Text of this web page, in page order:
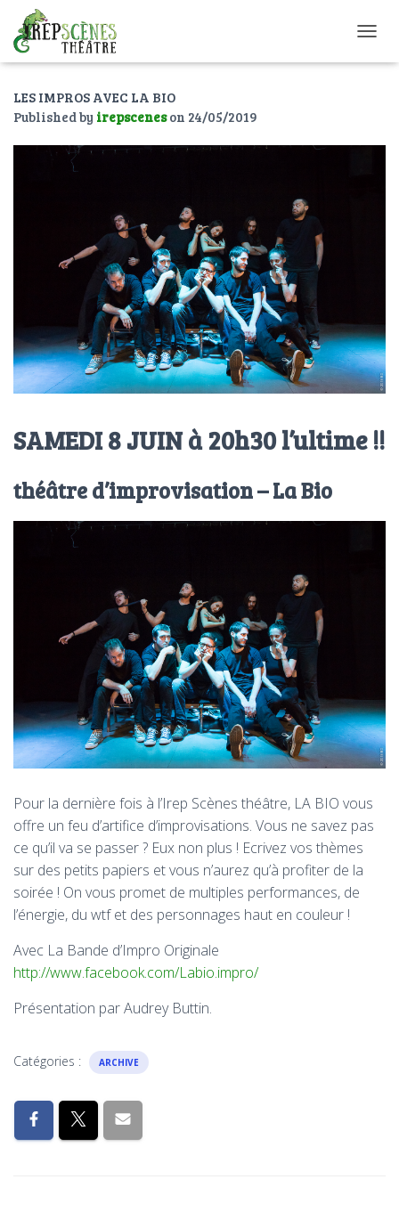
U
/
V
I
G
A
O
N
LES IMPROS AVEC LA BIO
Published by irepsceneson 24/05/2019
SAMEDI 8 JUIN à 20h30 l’ultime !!
théâtre d’improvisation – La Bio
Pour la dernière fois à l’Irep Scènes théâtre, LA BIO vous
offre un feu d’artifice d’improvisations. Vous ne savez pas
ce qu’il va se passer ? Eux non plus ! Ecrivez vos thèmes
sur des petits papiers et vous n’aurez qu’à profiter de la
soirée ! On vous promet de multiples performances, de
l’énergie, du wtf et des personnages haut en couleur !
Avec La Bande d’Impro Originale
http://www.facebook.com/Labio.impro/
Présentation par Audrey Buttin.
Catégories : ARCHIVE